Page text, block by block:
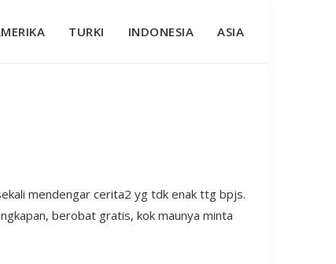
TURKI INDONESIA ASIA
mendengar cerita2 yg tdk enak ttg bpjs.
berobat gratis, kok maunya minta